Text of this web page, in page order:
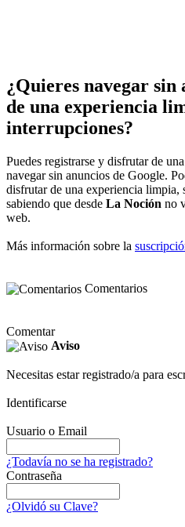
¿Quieres navegar
de una experiencia
interrupciones?
Puedes registrarse y disfrutar de una
navegar sin anuncios de Google.
disfrutar de una experiencia limpia,
sabiendo que desde La Noción no
web.
Más información sobre la
Comentarios
Comentar
Aviso
Necesitas estar registrado/a para
Identificarse
Usuario o Email
¿Todavía no se ha registrado?
Contraseña
¿Olvidó su Clave?